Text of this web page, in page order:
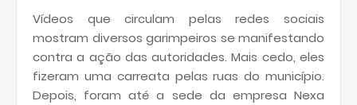
Vídeos que circulam pelas redes sociais
mostram diversos garimpeiros se manifestando
contra a ação das autoridades. Mais cedo, eles
fizeram uma carreata pelas ruas do município.
Depois, foram até a sede da empresa Nexa